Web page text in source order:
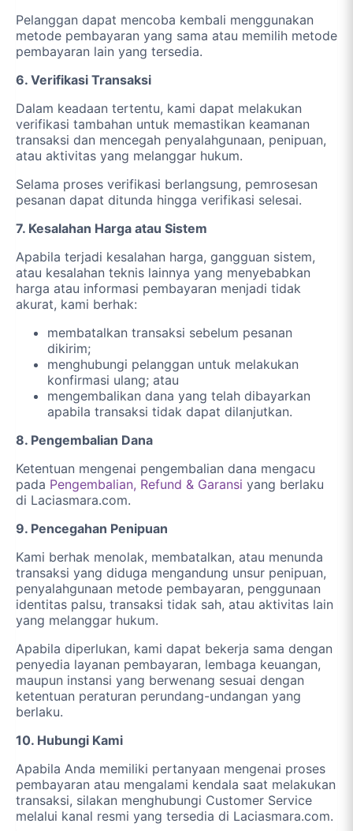
Pelanggan dapat mencoba kembali menggunakan
metode pembayaran yang sama atau memilih metode
pembayaran lain yang tersedia.
6. Verifikasi Transaksi
Dalam keadaan tertentu, kami dapat melakukan
verifikasi tambahan untuk memastikan keamanan
transaksi dan mencegah penyalahgunaan, penipuan,
atau aktivitas yang melanggar hukum.
Selama proses verifikasi berlangsung, pemrosesan
pesanan dapat ditunda hingga verifikasi selesai.
7. Kesalahan Harga atau Sistem
Apabila terjadi kesalahan harga, gangguan sistem,
atau kesalahan teknis lainnya yang menyebabkan
harga atau informasi pembayaran menjadi tidak
akurat, kami berhak:
membatalkan transaksi sebelum pesanan
dikirim;
menghubungi pelanggan untuk melakukan
konfirmasi ulang; atau
mengembalikan dana yang telah dibayarkan
apabila transaksi tidak dapat dilanjutkan.
8. Pengembalian Dana
Ketentuan mengenai pengembalian dana mengacu
pada Pengembalian, Refund & Garansi yang berlaku
di Laciasmara.com.
9. Pencegahan Penipuan
Kami berhak menolak, membatalkan, atau menunda
transaksi yang diduga mengandung unsur penipuan,
penyalahgunaan metode pembayaran, penggunaan
identitas palsu, transaksi tidak sah, atau aktivitas lain
yang melanggar hukum.
Apabila diperlukan, kami dapat bekerja sama dengan
penyedia layanan pembayaran, lembaga keuangan,
maupun instansi yang berwenang sesuai dengan
ketentuan peraturan perundang-undangan yang
berlaku.
10. Hubungi Kami
Apabila Anda memiliki pertanyaan mengenai proses
pembayaran atau mengalami kendala saat melakukan
transaksi, silakan menghubungi Customer Service
melalui kanal resmi yang tersedia di Laciasmara.com.